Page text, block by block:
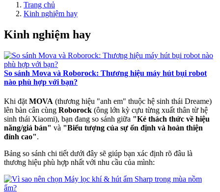
Trang chủ
Kinh nghiệm hay
Kinh nghiệm hay
So sánh Mova và Roborock: Thương hiệu máy hút bụi robot
nào phù hợp với bạn?
Khi đặt MOVA (thương hiệu "anh em" thuộc hệ sinh thái Dreame)
lên bàn cân cùng Roborock (ông lớn kỳ cựu từng xuất thân từ hệ
sinh thái Xiaomi), bạn đang so sánh giữa "Kẻ thách thức về hiệu
năng/giá bán" và "Biểu tượng của sự ổn định và hoàn thiện
đỉnh cao".
Bảng so sánh chi tiết dưới đây sẽ giúp bạn xác định rõ đâu là
thương hiệu phù hợp nhất với nhu cầu của mình: